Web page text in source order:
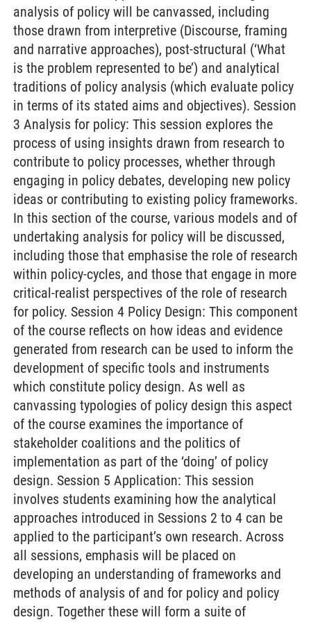
analysis of policy will be canvassed, including
those drawn from interpretive (Discourse, framing
and narrative approaches), post-structural (‘What
is the problem represented to be’) and analytical
traditions of policy analysis (which evaluate policy
in terms of its stated aims and objectives). Session
3 Analysis for policy: This session explores the
process of using insights drawn from research to
contribute to policy processes, whether through
engaging in policy debates, developing new policy
ideas or contributing to existing policy frameworks.
In this section of the course, various models and of
undertaking analysis for policy will be discussed,
including those that emphasise the role of research
within policy-cycles, and those that engage in more
critical-realist perspectives of the role of research
for policy. Session 4 Policy Design: This component
of the course reflects on how ideas and evidence
generated from research can be used to inform the
development of specific tools and instruments
which constitute policy design. As well as
canvassing typologies of policy design this aspect
of the course examines the importance of
stakeholder coalitions and the politics of
implementation as part of the ‘doing’ of policy
design. Session 5 Application: This session
involves students examining how the analytical
approaches introduced in Sessions 2 to 4 can be
applied to the participant’s own research. Across
all sessions, emphasis will be placed on
developing an understanding of frameworks and
methods of analysis of and for policy and policy
design. Together these will form a suite of